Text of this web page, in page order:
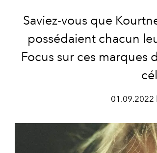
Saviez-vous que
possédaient chacun
Focus sur ces marques
01.09.2022